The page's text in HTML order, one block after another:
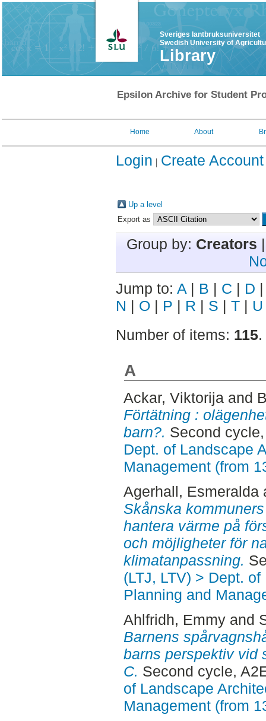
Sveriges lantbruksuniversitet
Swedish University of
Library
Epsilon Archive for Student
Home About
Login Create Account
Up a level
Export as
Group by: Creators
Jump to: A | B | C | D
N | O | P | R | S | T | U
Number of items: 115.
A
Ackar, Viktorijaand
Förtätning :
barn?. Second
Dept. of Landscape
Management (from
Agerhall, Esmeralda
Skånska
hantera värme på
och möjligheter för
klimatanpassning.
(LTJ, LTV) > Dept.
Planning and
Ahlfridh, Emmyand
Barnens
barns perspektiv vid
C. Second cycle,
of Landscape
Management (from